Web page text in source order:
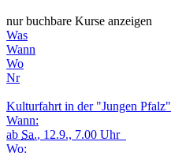
nur buchbare Kurse anzeigen
Was
Wann
Wo
Nr
Kulturfahrt in der "Jungen Pfalz"
Wann:
ab Sa., 12.9., 7.00 Uhr
Wo: